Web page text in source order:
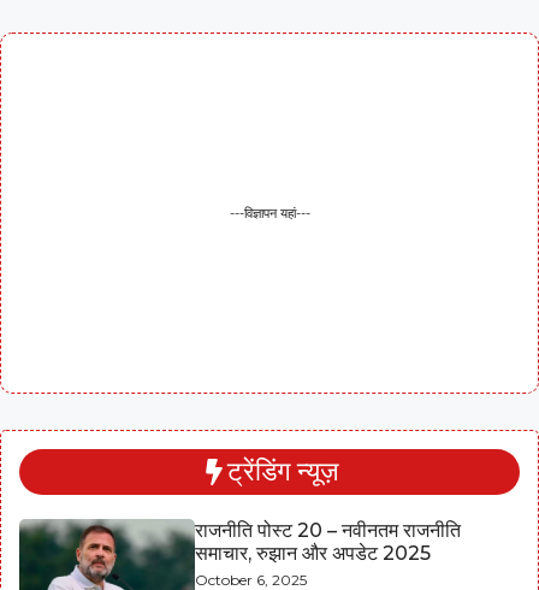
---विज्ञापन यहां---
ट्रेंडिंग न्यूज़
राजनीति पोस्ट 20 – नवीनतम राजनीति
समाचार, रुझान और अपडेट 2025
October 6, 2025